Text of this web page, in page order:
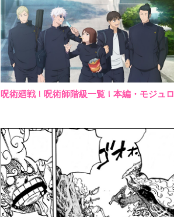
呪術廻戦 | 呪術師階級一覧 | 本編・モジュロ